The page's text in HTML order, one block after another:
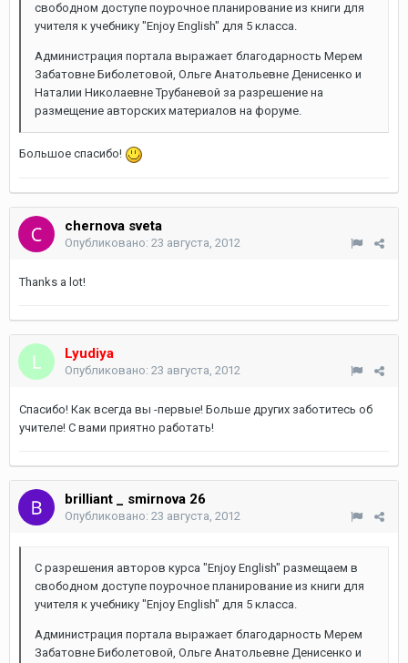
свободном доступе поурочное планирование из книги для
учителя к учебнику "Enjoy English" для 5 класса.
Администрация портала выражает благодарность Мерем
Забатовне Биболетовой, Ольге Анатольевне Денисенко и
Наталии Николаевне Трубаневой за разрешение на
размещение авторских материалов на форуме.
Большое спасибо!
chernova sveta
Опубликовано: 23 августа, 2012
Thanks a lot!
Lyudiya
Опубликовано: 23 августа, 2012
Спасибо! Как всегда вы -первые! Больше других заботитесь об
учителе! С вами приятно работать!
brilliant _ smirnova 26
Опубликовано: 23 августа, 2012
С разрешения авторов курса "Enjoy English" размещаем в
свободном доступе поурочное планирование из книги для
учителя к учебнику "Enjoy English" для 5 класса.
Администрация портала выражает благодарность Мерем
Забатовне Биболетовой, Ольге Анатольевне Денисенко и